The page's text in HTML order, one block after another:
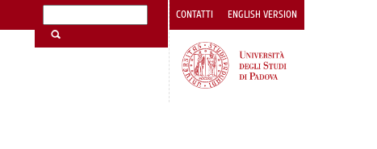
CONTATTI ENGLISH VERSION